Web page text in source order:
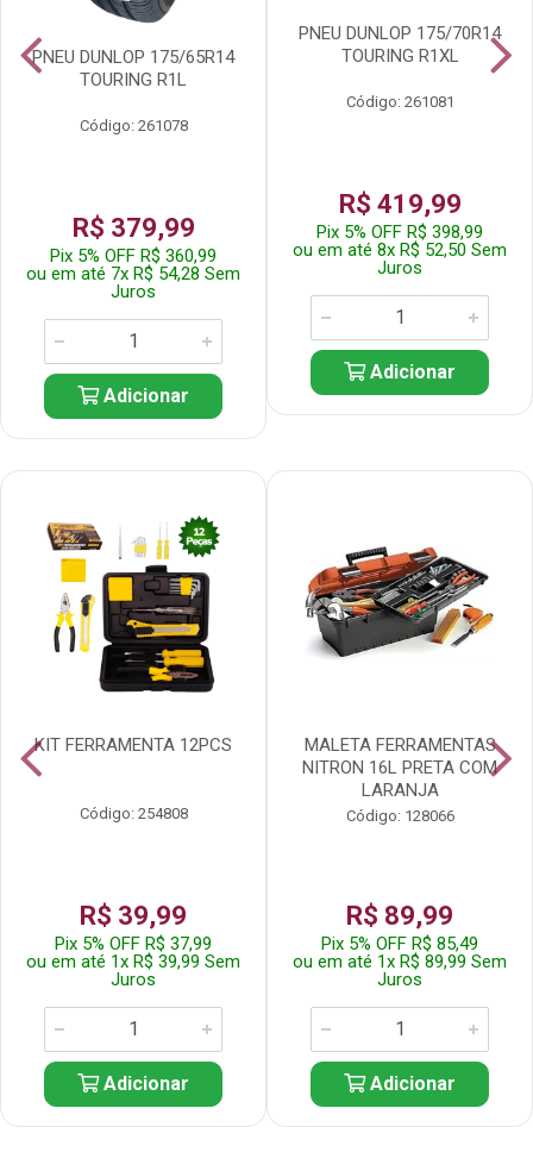
PNEU DUNLOP 175/65R14
TOURING R1L
Código: 261078
R$ 379,99
Pix 5% OFF R$ 360,99
ou em até 7x R$ 54,28 Sem
Juros
Adicionar
PNEU DUNLOP 175/70R14
TOURING R1XL
Código: 261081
R$ 419,99
Pix 5% OFF R$ 398,99
ou em até 8x R$ 52,50 Sem
Juros
Adicionar
KIT FERRAMENTA 12PCS
Código: 254808
R$ 39,99
Pix 5% OFF R$ 37,99
ou em até 1x R$ 39,99 Sem
Juros
Adicionar
MALETA FERRAMENTAS
NITRON 16L PRETA COM
LARANJA
Código: 128066
R$ 89,99
Pix 5% OFF R$ 85,49
ou em até 1x R$ 89,99 Sem
Juros
Adicionar